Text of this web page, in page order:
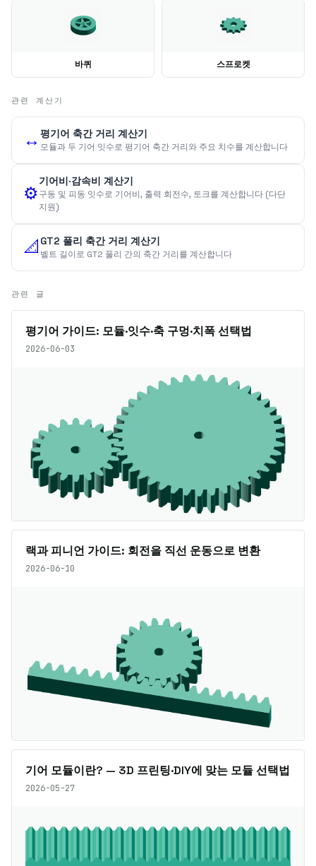
바퀴 스프로켓
관련 계산기
↔️ 평기어 축간 거리 계산기
모듈과 두 기어 잇수로 평기어 축간 거리와 주요 치수를 계산합니다
⚙️
기어비·감속비 계산기
구동 및 피동 잇수로 기어비, 출력 회전수, 토크를 계산합니다 (다단
지원)
📐 GT2 풀리 축간 거리 계산기
벨트 길이로 GT2 풀리 간의 축간 거리를 계산합니다
관련 글
평기어 가이드: 모듈·잇수·축 구멍·치폭 선택법
2026-06-03
랙과 피니언 가이드: 회전을 직선 운동으로 변환
2026-06-10
기어 모듈이란? — 3D 프린팅·DIY에 맞는 모듈 선택법
2026-05-27